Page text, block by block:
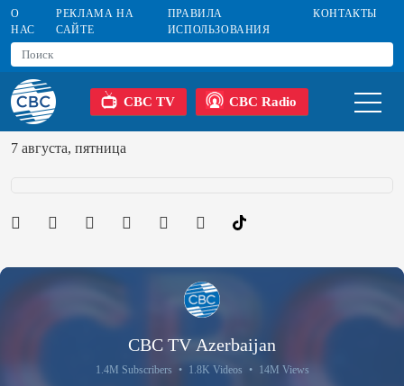
О
НАС
РЕКЛАМА НА
САЙТЕ
ПРАВИЛА
ИСПОЛЬЗОВАНИЯ
КОНТАКТЫ
CBC TV CBC Radio
7 августа, пятница
CBC TV Azerbaijan
1.4M Subscribers • 1.8K Videos • 14M Views